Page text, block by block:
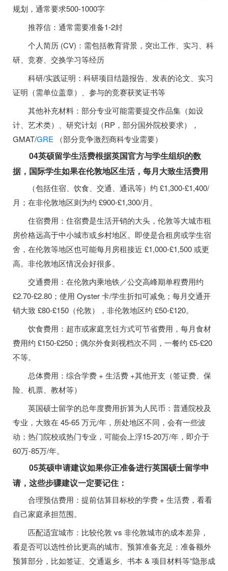
规划，通常要求500-1000字
推荐信：通常需要准备1-2封
个人简历 (CV)：需包括教育背景，突出工作、实习、科
研、竞赛、交换学习等经历
科研/实践证明：科研项目结题报告、发表的论文、实习
证明（需单位盖章）、参与的竞赛获奖证书等
其他补充材料：部分专业可能需要提交作品集（如设
计、艺术类）、研究计划（RP，部分国外院校要求），
GMAT/GRE （部分竞争激烈商科专业需要）
04英硕留学生活费根据英国官方与学生组织的数
据，国际学生如果在伦敦地区生活，每月大致生活费用
（包括住宿、饮食、交通、通讯等）约 £1,300-£1,400/
月；在非伦敦地区则为约 £900-£1,300/月。
住宿费用：住宿费是生活开销的大头，伦敦等大城市租
房价格远高于中小城市或乡村地区。即使是合租房或学生宿
舍，在伦敦等地区也可能每月房租接近 £1,000-£1,500 或更
高。非伦敦地区情况会好很多。
交通费用：在伦敦内乘地铁／公交高峰期单程费用约
£2.70-£2.80；使用 Oyster 卡/学生折扣可减免；每月交通开
销大致 £80-£150（伦敦），非伦敦地区约 £50-£120。
饮食费用：超市或家庭烹饪方式可节省费用，每月食材
费用约 £150-£250；偶尔外食则视档次不同，一餐约 £5-£20
不等。
总体费用：综合学费 + 生活费 +其他开支（签证费、保
险、机票、教材等）
英国硕士留学的总年度费用折算为人民币：普通院校及
专业，大致在 45-65 万元/年，所处地区不同，会有一些波
动；热门院校或热门专业，可能会上浮15-20万/年，即介于
60万-85万/年。
05英硕申请建议如果你正准备进行英国硕士留学申
请，这些步骤建议一定要记住：
合理预估费用：提前估算目标校的学费 + 生活费，看看
自己家庭承担范围。
匹配适宜城市：比较伦敦 vs 非伦敦城市的成本差异，
看是否可以选性价比更高的城市。预算准备充足：准备额外
预算部分，比如签证、交通返乡、书本 & 项目材料等“隐形成